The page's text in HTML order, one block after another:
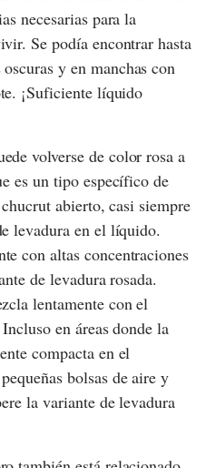
necesarias para la
Se podía encontrar hasta
y en manchas con
¡Suficiente líquido
volverse de color rosa a
es un tipo específico de
abierto, casi siempre
levadura en el líquido.
con altas concentraciones
de levadura rosada.
lentamente con el
en áreas donde la
compacta en el
bolsas de aire y
la variante de levadura